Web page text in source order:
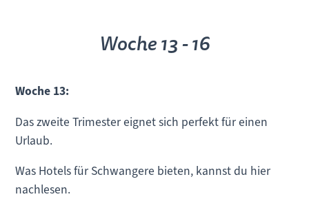
Woche 13 - 16
Woche 13:
Das zweite Trimester eignet sich perfekt für einen
Urlaub.
Was Hotels für Schwangere bieten, kannst du hier
nachlesen.